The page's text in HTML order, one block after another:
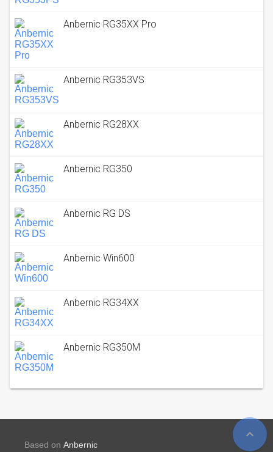
expand_less
Anbernic RG35XX Pro
Anbernic RG353VS
Anbernic RG28XX
Anbernic RG350
Anbernic RG DS
Anbernic Win600
Anbernic RG34XX
Anbernic RG350M
Based on Anbernic